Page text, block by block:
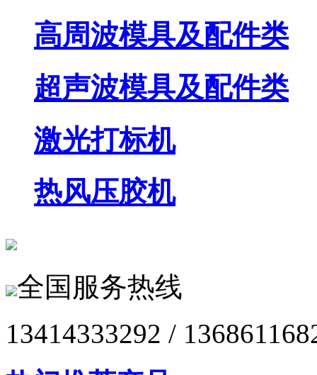
高周波模具及配件类
超声波模具及配件类
激光打标机
热风压胶机
全国服务热线
13414333292 /